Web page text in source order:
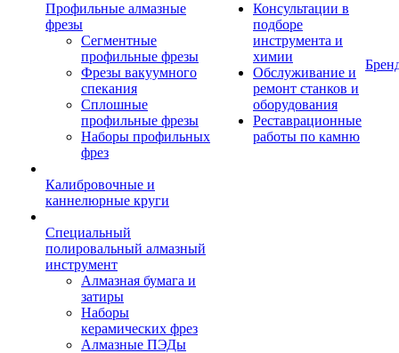
Профильные алмазные
фрезы
Сегментные
профильные фрезы
Фрезы вакуумного
спекания
Сплошные
профильные фрезы
Наборы профильных
фрез
Калибровочные и
каннелюрные круги
Специальный
полировальный алмазный
инструмент
Алмазная бумага и
затиры
Наборы
керамических фрез
Алмазные ПЭДы
Консультации в
подборе
инструмента и
химии
Обслуживание и
ремонт станков и
оборудования
Реставрационные
работы по камню